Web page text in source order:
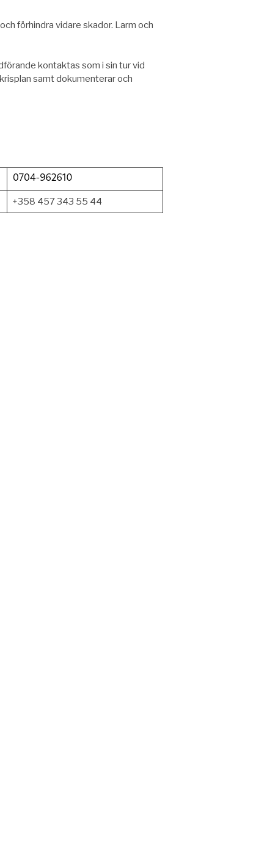
förhindra vidare skador. Larm och
kontaktas som i sin tur vid
samt dokumenterar och
+358 457 343 55 44